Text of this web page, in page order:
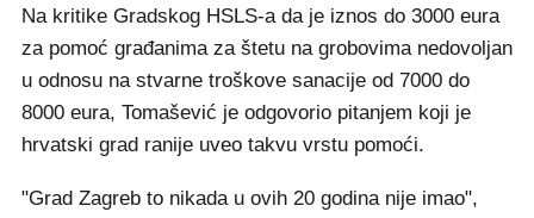
Na kritike Gradskog HSLS-a da je iznos do 3000 eura
za pomoć građanima za štetu na grobovima nedovoljan
u odnosu na stvarne troškove sanacije od 7000 do
8000 eura, Tomašević je odgovorio pitanjem koji je
hrvatski grad ranije uveo takvu vrstu pomoći.
"Grad Zagreb to nikada u ovih 20 godina nije imao",